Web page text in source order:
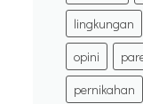
lingkungan
opini
pernikahan